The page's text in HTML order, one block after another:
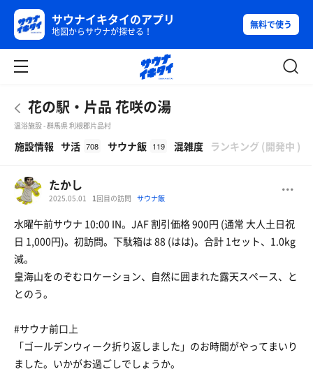
サウナイキタイのアプリ
地図からサウナが探せる！
無料で使う
花の駅・片品 花咲の湯
温浴施設 - 群馬県 利根郡片品村
施設情報 サ活 708 サウナ飯 119 混雑度 ランキング (開発中 )
たかし
2025.05.01 1回目の訪問 サウナ飯
水曜午前サウナ 10:00 IN。JAF 割引価格 900円 (通常 大人土日祝
日 1,000円)。初訪問。下駄箱は 88 (はは)。合計 1セット、1.0kg
減。
皇海山をのぞむロケーション、自然に囲まれた露天スペース、と
とのう。
#サウナ前口上
「ゴールデンウィーク折り返しました」のお時間がやってまいり
ました。いかがお過ごしでしょうか。